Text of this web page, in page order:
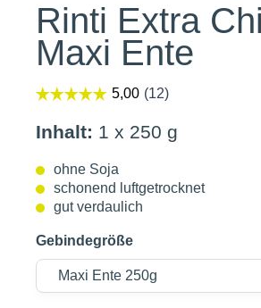
Rinti Extra
Maxi Ente
Inhalt: 1 x 250 g
ohne Soja
schonend luftgetrocknet
gut verdaulich
Gebindegröße